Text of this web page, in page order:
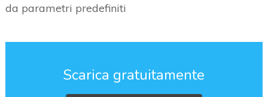
da parametri predefiniti
Scarica gratuitamente